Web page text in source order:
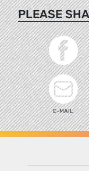
PLEASE
E-MAIL